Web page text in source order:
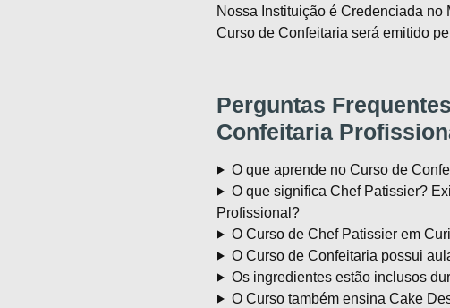
Nossa Instituição é Credenciada no
Curso de Confeitaria será emitido
Perguntas
Confeitaria
O que aprende no Curso de
O que significa Chef Patissier?
Profissional?
O Curso de Chef Patissier em
O Curso de Confeitaria possui
Os ingredientes estão inclusos
O Curso também ensina Cake